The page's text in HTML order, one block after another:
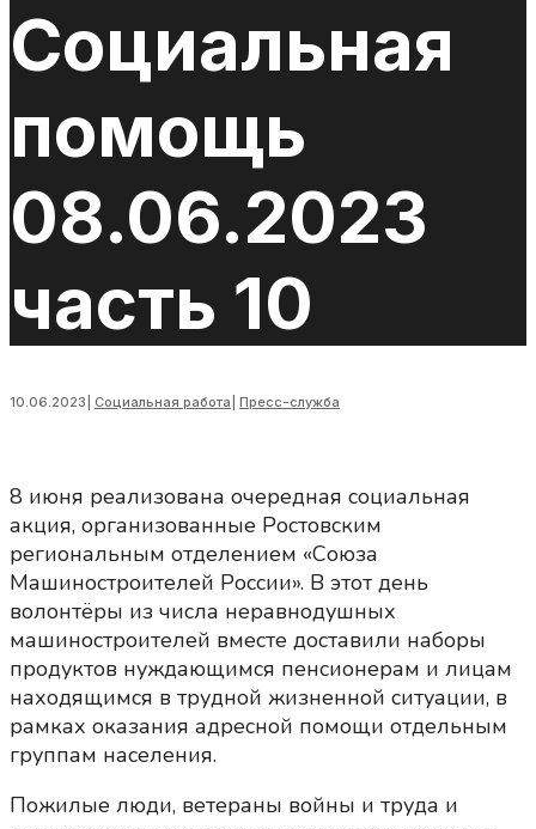
Социальная
помощь
08.06.2023
часть 10
10.06.2023 Социальная работа Пресс-служба
8 июня реализована очередная социальная
акция, организованные Ростовским
региональным отделением «Союза
Машиностроителей России». В этот день
волонтёры из числа неравнодушных
машиностроителей вместе доставили наборы
продуктов нуждающимся пенсионерам и лицам
находящимся в трудной жизненной ситуации, в
рамках оказания адресной помощи отдельным
группам населения.
Пожилые люди, ветераны войны и труда и